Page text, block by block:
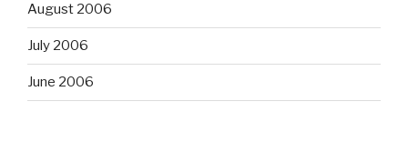
August 2006
July 2006
June 2006